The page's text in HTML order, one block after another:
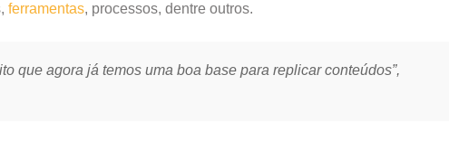
ferramentas, processos, dentre outros.
que agora já temos uma boa base para replicar conteúdos”,